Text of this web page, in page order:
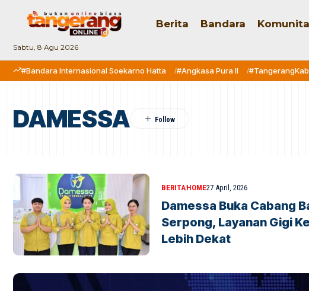
Sabtu, 8 Agu 2026
Berita Bandara
#Bandara Internasional Soekarno Hatta #Angkasa Pura II #TangerangKab
DAMESSA
BERITAHOME27 April, 2026
Damessa Buka Cabang
Serpong, Layanan Gigi
Lebih Dekat